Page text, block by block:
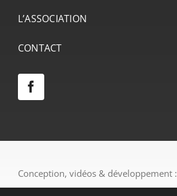
L’ASSOCIATION
CONTACT
Conception, vidéos & développement :